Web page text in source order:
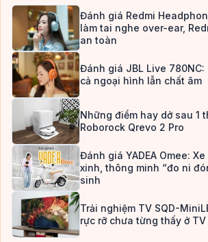
Đánh giá Redmi
làm tai nghe over-ear,
an toàn
Đánh giá JBL Live
cả ngoại hình lẫn chất âm
Những điểm hay dở sau 1
Roborock Qrevo 2 Pro
Đánh giá YADEA Omee:
xinh, thông minh “đo ni
sinh
Trải nghiệm TV SQD-
rực rỡ chưa từng thấy ở TV